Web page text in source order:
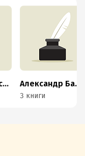
Марьяна Краснова Александр Барышников
3 книги